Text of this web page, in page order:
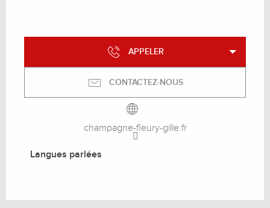
APPELER
CONTACTEZ-NOUS
champagne-fleury-gille.fr
Langues parlées
Langues parlées